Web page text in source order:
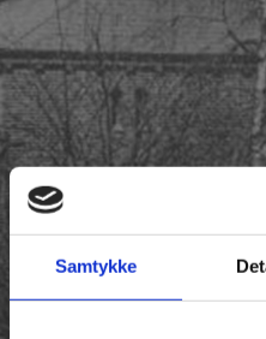
Samtykke